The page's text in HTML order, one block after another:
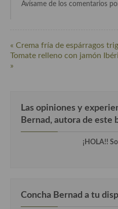
Cocina del Pacifico
Cocina de Madagascar
Cocina Sefardí
Avísame de los comentarios
« Crema fría de espárragos
Tomate relleno con jamón
»
Las opiniones y
Bernad, autora de este
¡HOLA!!
Concha Bernad a tu